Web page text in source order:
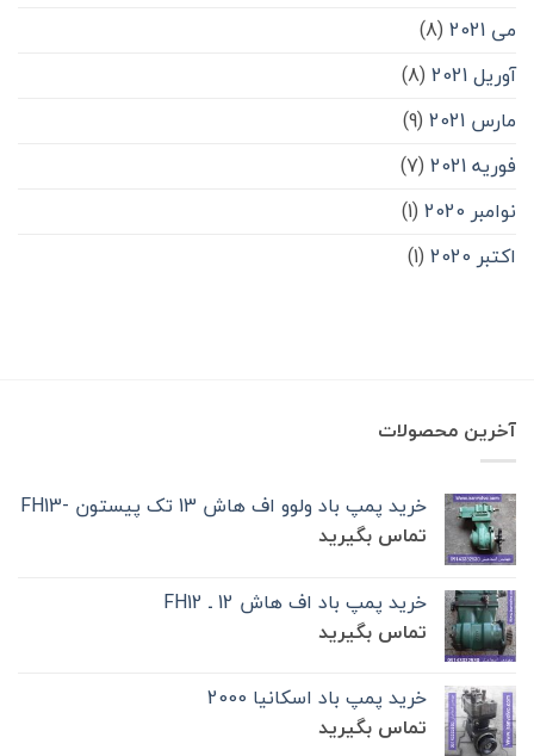
می 2021
(8)
آوریل 2021
(8)
مارس 2021
(9)
فوریه 2021
(7)
نوامبر 2020
(1)
اکتبر 2020
(1)
آخرین محصولات
خرید پمپ باد ولوو اف هاش 13 تک‌ پیستون -FH13
تماس بگیرید
خرید پمپ باد اف هاش 12 ـ FH12
تماس بگیرید
خرید پمپ باد اسکانیا 2000
تماس بگیرید